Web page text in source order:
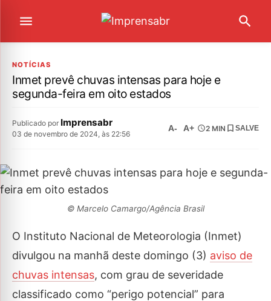
NOTÍCIAS
Inmet prevê chuvas intensas para hoje e
segunda-feira em oito estados
Publicado por Imprensabr
03 de novembro de 2024, às 22:56
A- A+ 2 MIN SALVE
© Marcelo Camargo/Agência Brasil
O Instituto Nacional de Meteorologia (Inmet)
divulgou na manhã deste domingo (3) aviso de
chuvas intensas, com grau de severidade
classificado como “perigo potencial” para